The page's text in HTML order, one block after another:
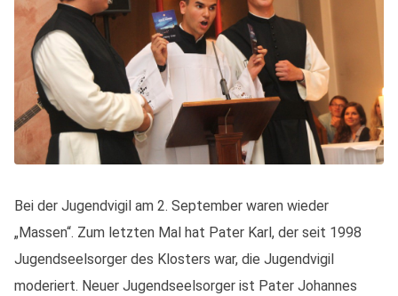
Bei der Jugendvigil am 2. September waren wieder
„Massen“. Zum letzten Mal hat Pater Karl, der seit 1998
Jugendseelsorger des Klosters war, die Jugendvigil
moderiert. Neuer Jugendseelsorger ist Pater Johannes